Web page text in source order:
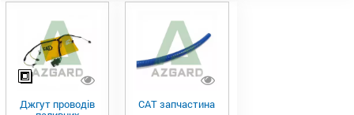
Джгут проводів САТ запчастина